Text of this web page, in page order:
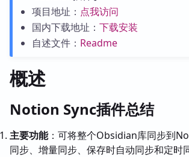
项目地址： 点我访问
国内下载地址： 下载安装
自述文件： Readme
概述
Notion Sync插件总结
主要功能：可将整个Obsidian库同步到
同步、增量同步、保存时自动同步和定时